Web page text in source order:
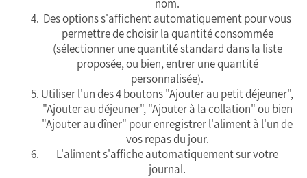
nom.
Des options s'affichent automatiquement pour vous
permettre de choisir la quantité consommée
(sélectionner une quantité standard dans la liste
proposée, ou bien, entrer une quantité
personnalisée).
Utiliser l'un des 4 boutons "Ajouter au petit déjeuner",
"Ajouter au déjeuner", "Ajouter à la collation" ou bien
"Ajouter au dîner" pour enregistrer l'aliment à l'un de
vos repas du jour.
L'aliment s'affiche automatiquement sur votre
journal.